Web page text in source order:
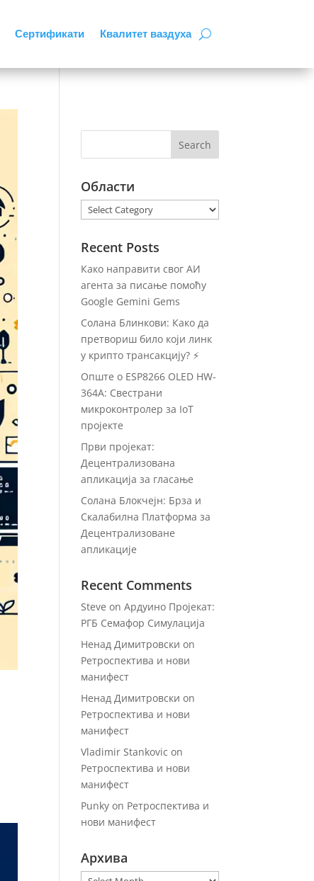
Сертификати Квалитет ваздуха
Области
Области
Recent Posts
Како направити свог АИ
агента за писање помоћу
Google Gemini Gems
Солана Блинкови: Како да
претвориш било који линк
у крипто трансакцију? ⚡
Опште о ESP8266 OLED HW-
364A: Свестрани
микроконтролер за IoT
пројекте
Први пројекат:
Децентрализована
апликација за гласање
Солана Блокчејн: Брза и
Скалабилна Платформа за
Децентрализоване
апликације
Recent Comments
Steve onАрдуино Пројекат:
РГБ Семафор Симулација
Ненад Димитровски on
Ретроспектива и нови
манифест
Ненад Димитровски on
Ретроспектива и нови
манифест
Vladimir Stankovic on
Ретроспектива и нови
манифест
Punky on Ретроспектива и
нови манифест
Архива